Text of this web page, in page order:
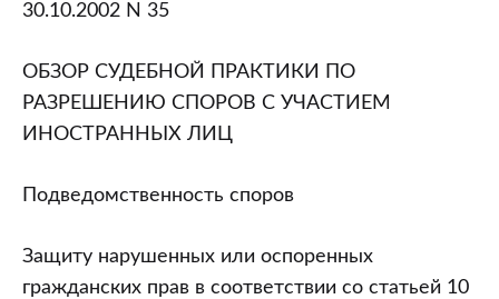
30.10.2002 N 35
ОБЗОР СУДЕБНОЙ ПРАКТИКИ ПО
РАЗРЕШЕНИЮ СПОРОВ С УЧАСТИЕМ
ИНОСТРАННЫХ ЛИЦ
Подведомственность споров
Защиту нарушенных или оспоренных
гражданских прав в соответствии со статьей 10